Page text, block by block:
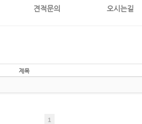
견적문의 오시는길
제목
1